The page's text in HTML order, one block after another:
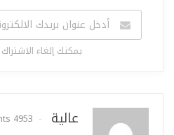
يمكنك إلغاء
عالية 4953 Posts